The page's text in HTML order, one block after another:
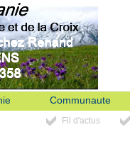
Communaute
Fil d'actus